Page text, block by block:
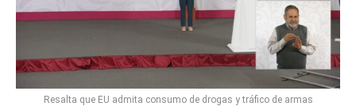
Resalta que EU admita consumo de drogas y tráfico de armas